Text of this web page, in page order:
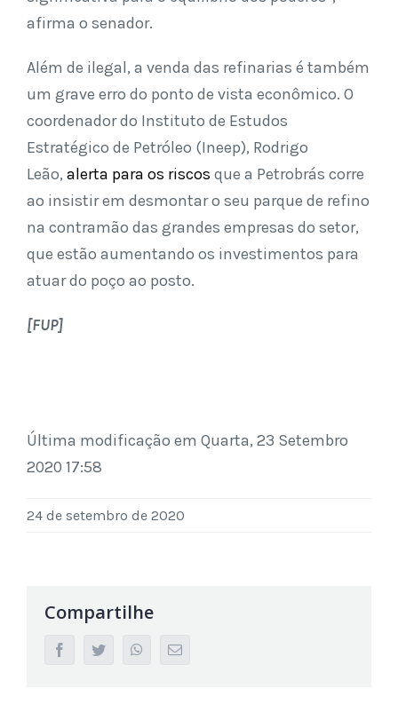
afirma o senador.
Além de ilegal, a venda das refinarias é também
um grave erro do ponto de vista econômico. O
coordenador do Instituto de Estudos
Estratégico de Petróleo (Ineep), Rodrigo
Leão, alerta para os riscos que a Petrobrás corre
ao insistir em desmontar o seu parque de refino
na contramão das grandes empresas do setor,
que estão aumentando os investimentos para
atuar do poço ao posto.
[FUP]
Última modificação em Quarta, 23 Setembro
2020 17:58
24 de setembro de 2020
Compartilhe
facebooktwitter whatsappEmail